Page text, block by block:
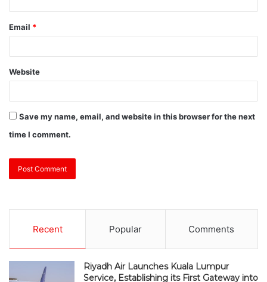
Email *
Website
Save my name, email, and website in this browser for the next
time I comment.
Recent Popular Comments
Riyadh Air Launches Kuala Lumpur
Service, Establishing its First Gateway into